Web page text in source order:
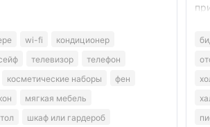
wi-fi
кондиционер
телевизор
телефон
косметические наборы
фен
мягкая мебель
шкаф или гардероб